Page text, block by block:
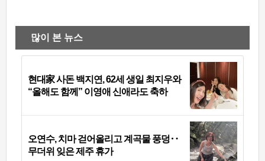
많이 본 뉴스
현대家 사돈 백지연, 62세 생일 최지우와
“올해도 함께” 이영애 신애라도 축하
오연수, 치마 걷어올리고 계곡물 풍덩‥
무더위 잊은 제주 휴가